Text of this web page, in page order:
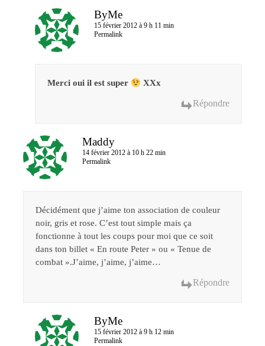
ByMe
15 février 2012 à 9 h 11 min
Permalink
Merci oui il est super XXx
Répondre
Maddy
14 février 2012 à 10 h 22 min
Permalink
Décidément que j’aime ton association de couleur
noir, gris et rose. C’est tout simple mais ça
fonctionne à tout les coups pour moi que ce soit
dans ton billet « En route Peter » ou « Tenue de
combat ».J’aime, j’aime, j’aime…
Répondre
ByMe
15 février 2012 à 9 h 12 min
Permalink